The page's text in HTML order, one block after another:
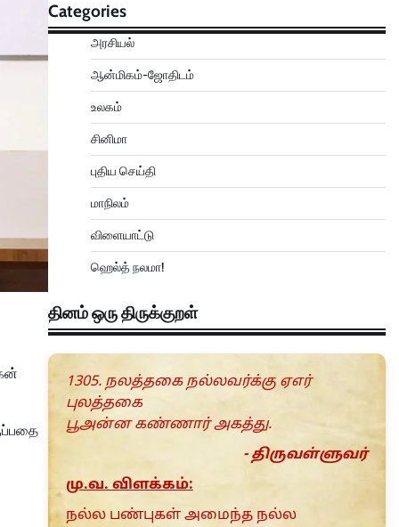
Categories
அரசியல்
ஆன்மிகம்-ஜோதிடம்
உலகம்
சினிமா
புதிய செய்தி
மாநிலம்
விளையாட்டு
ஹெல்த் நலமா!
தினம் ஒரு திருக்குறள்
1305. நலத்தகை நல்லவர்க்கு ஏஎர்
புலத்தகை
பூஅன்ன கண்ணார் அகத்து.
- திருவள்ளுவர்
மு.வ. விளக்கம்:
நல்ல பண்புகள் அமைந்த நல்ல